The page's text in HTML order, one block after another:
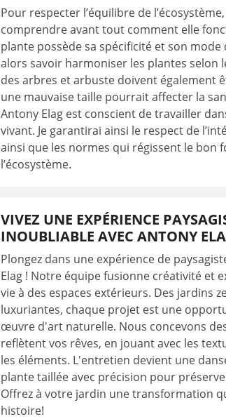
Pour respecter l’équilibre de
comprendre avant tout comment elle
plante possède sa spécificité et son mode
alors savoir harmoniser les plantes selon
des arbres et arbuste doivent également
une mauvaise taille pourrait affecter la
Antony Elag est conscient de travailler
vivant. Je garantirai ainsi le respect de
ainsi que les normes qui régissent le bon
l’écosystème.
VIVEZ UNE EXPÉRIENCE
INOUBLIABLE AVEC ANTONY
Plongez dans une expérience de
Elag ! Notre équipe fusionne créativité et
vie à des espaces extérieurs. Des jardins
luxuriantes, chaque projet est une
œuvre d'art naturelle. Nous concevons
reflètent vos rêves, en jouant avec les
les éléments. L'entretien devient une
plante taillée avec précision pour
Offrez à votre jardin une transformation
histoire!